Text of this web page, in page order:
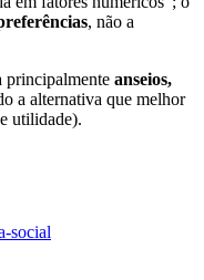
, não a
principalmente anseios,
a alternativa que melhor
utilidade).
social